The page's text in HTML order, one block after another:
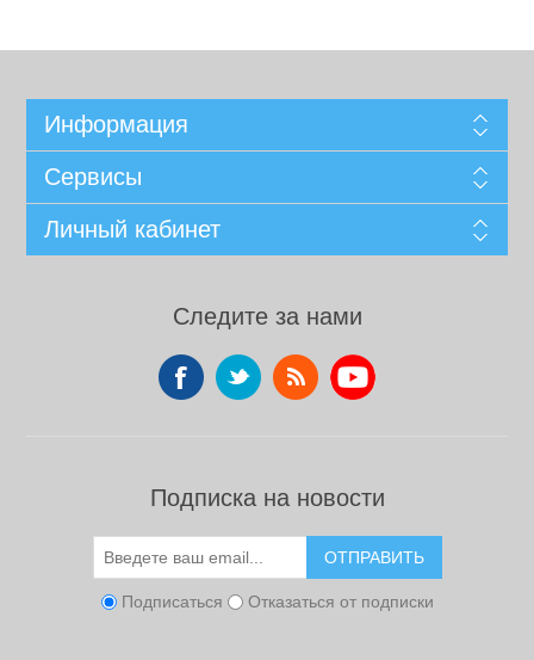
Информация
Сервисы
Личный кабинет
Следите за нами
Подписка на новости
ОТПРАВИТЬ
Подписаться Отказаться от подписки